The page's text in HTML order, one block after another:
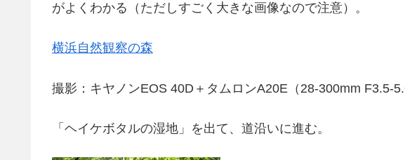
がよくわかる（ただしすごく大きな画像なので注意）。
横浜自然観察の森
撮影：キヤノンEOS 40D＋タムロンA20E（28-300mm F3.5-
「ヘイケボタルの湿地」を出て、道沿いに進む。